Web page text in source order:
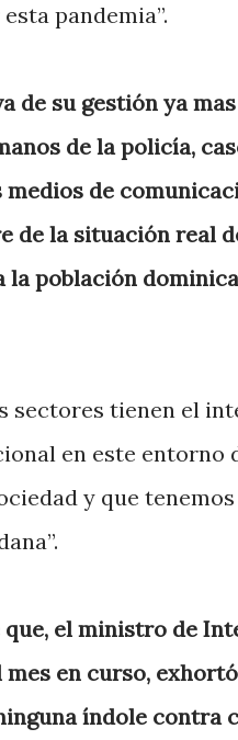
pandemia”.
de su gestión ya
de la policía,
de
de la situación real
población
sectores tienen el
en este entorno
y que
que, el ministro de
mes en curso,
índole contra